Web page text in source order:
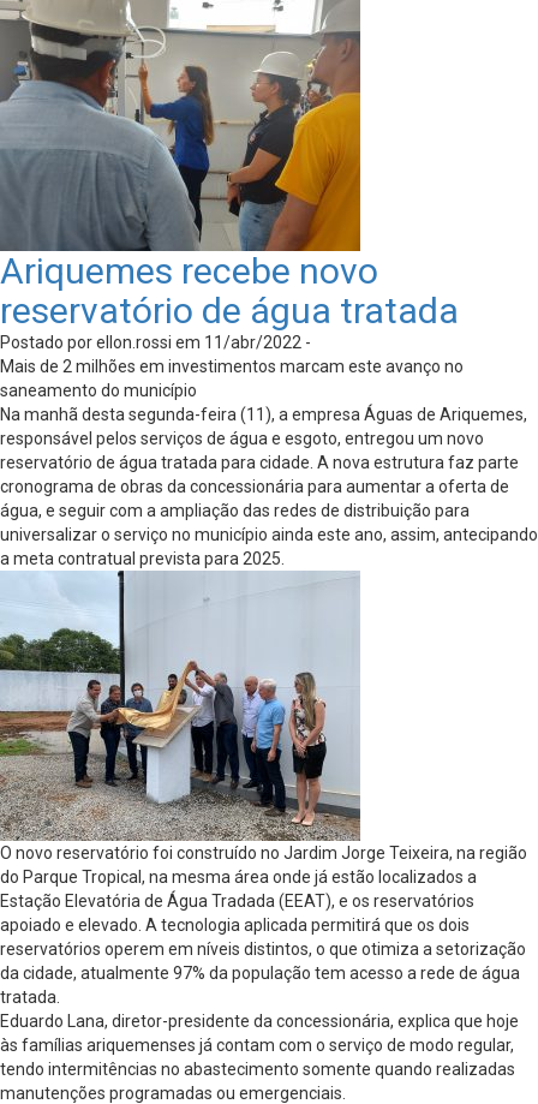
Ariquemes recebe novo
reservatório de água tratada
Postado por ellon.rossi em 11/abr/2022 -
Mais de 2 milhões em investimentos marcam este avanço no
saneamento do município
Na manhã desta segunda-feira (11), a empresa Águas de Ariquemes,
responsável pelos serviços de água e esgoto, entregou um novo
reservatório de água tratada para cidade. A nova estrutura faz parte
cronograma de obras da concessionária para aumentar a oferta de
água, e seguir com a ampliação das redes de distribuição para
universalizar o serviço no município ainda este ano, assim, antecipando
a meta contratual prevista para 2025.
O novo reservatório foi construído no Jardim Jorge Teixeira, na região
do Parque Tropical, na mesma área onde já estão localizados a
Estação Elevatória de Água Tradada (EEAT), e os reservatórios
apoiado e elevado. A tecnologia aplicada permitirá que os dois
reservatórios operem em níveis distintos, o que otimiza a setorização
da cidade, atualmente 97% da população tem acesso a rede de água
tratada.
Eduardo Lana, diretor-presidente da concessionária, explica que hoje
às famílias ariquemenses já contam com o serviço de modo regular,
tendo intermitências no abastecimento somente quando realizadas
manutenções programadas ou emergenciais.